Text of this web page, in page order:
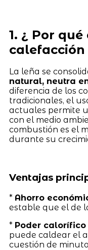
1. ¿ Por
calefacción
La leña se
natural, neutra
diferencia de los
tradicionales, el
actuales permite
con el medio
combustión es el
durante su
Ventajas
* Ahorro
estable que el de
* Poder
puede caldear el
cuestión de